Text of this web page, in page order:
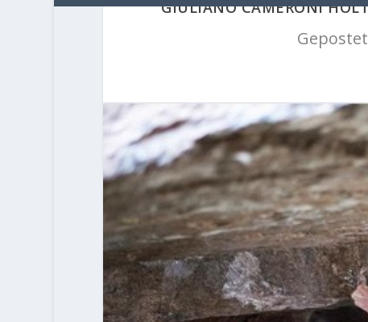
GIULIANO CAMERONI